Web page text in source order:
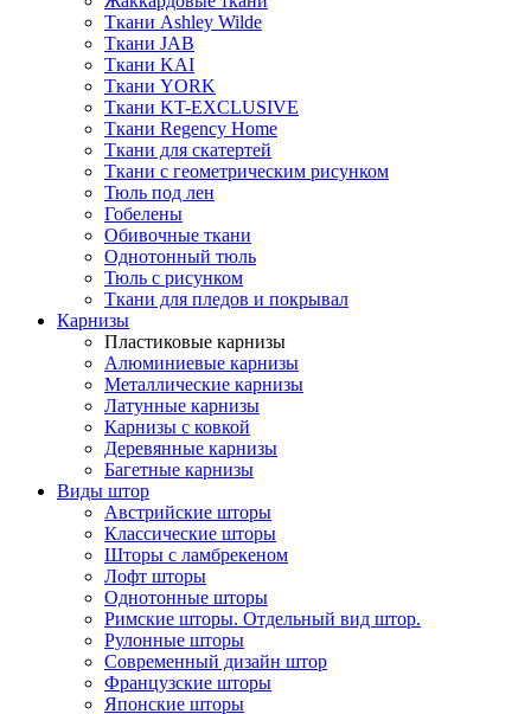
Ткани Ashley Wilde
Ткани JAB
Ткани KAI
Ткани YORK
Ткани KT-EXCLUSIVE
Ткани Regency Home
Ткани для скатертей
Ткани с геометрическим рисунком
Тюль под лен
Гобелены
Обивочные ткани
Однотонный тюль
Тюль с рисунком
Ткани для пледов и покрывал
Карнизы
Пластиковые карнизы
Алюминиевые карнизы
Металлические карнизы
Латунные карнизы
Карнизы с ковкой
Деревянные карнизы
Багетные карнизы
Виды штор
Австрийские шторы
Классические шторы
Шторы с ламбрекеном
Лофт шторы
Однотонные шторы
Римские шторы. Отдельный вид штор.
Рулонные шторы
Современный дизайн штор
Французские шторы
Японские шторы